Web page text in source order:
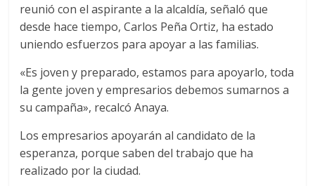
reunió con el aspirante a la alcaldía, señaló que
desde hace tiempo, Carlos Peña Ortiz, ha estado
uniendo esfuerzos para apoyar a las familias.
«Es joven y preparado, estamos para apoyarlo, toda
la gente joven y empresarios debemos sumarnos a
su campaña», recalcó Anaya.
Los empresarios apoyarán al candidato de la
esperanza, porque saben del trabajo que ha
realizado por la ciudad.